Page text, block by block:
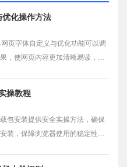
优化操作方法
网页字体自定义与优化功能可以调
，使网页内容更加清晰易读，提
操教程
包安装提供安全实操方法，确保
装，保障浏览器使用的稳定性和